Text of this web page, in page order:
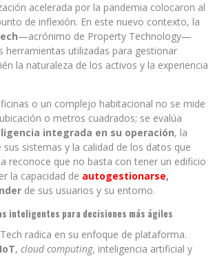
acelerada por la pandemia colocaron al
de inflexión. En este nuevo contexto, la
—acrónimo de Property Technology—
herramientas utilizadas para gestionar
la naturaleza de los activos y la experiencia
o un complejo habitacional no se mide
o metros cuadrados; se evalúa
integrada en su operación, la
sistemas y la calidad de los datos que
reconoce que no basta con tener un edificio
la capacidad de autogestionarse,
de sus usuarios y su entorno.
inteligentes para decisiones más ágiles
radica en su enfoque de plataforma.
IoT, cloud computing, inteligencia artificial y